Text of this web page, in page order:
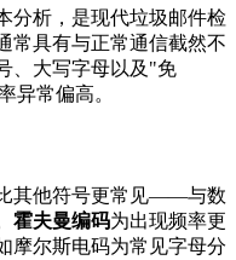
分析，是现代垃圾邮件检
常具有与正常通信截然不
、大写字母以及"免
异常偏高。
其他符号更常见——与数
霍夫曼编码为出现频率更
摩尔斯电码为常见字母分